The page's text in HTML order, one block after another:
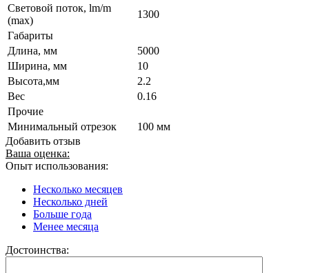
Световой поток, lm/m
(max)
1300
Габариты
Длина, мм
5000
Ширина, мм
10
Высота,мм
2.2
Вес
0.16
Прочие
Минимальный отрезок
100 мм
Добавить отзыв
Ваша оценка:
Опыт использования:
Несколько месяцев
Несколько дней
Больше года
Менее месяца
Достоинства: